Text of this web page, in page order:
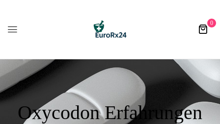
0
Oxycodon Erfahrungen